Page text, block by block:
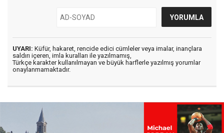
UYARI: Küfür, hakaret, rencide edici cümleler veya imalar, inançlara
saldırı içeren, imla kuralları ile yazılmamış,
Türkçe karakter kullanılmayan ve büyük harflerle yazılmış yorumlar
onaylanmamaktadır.